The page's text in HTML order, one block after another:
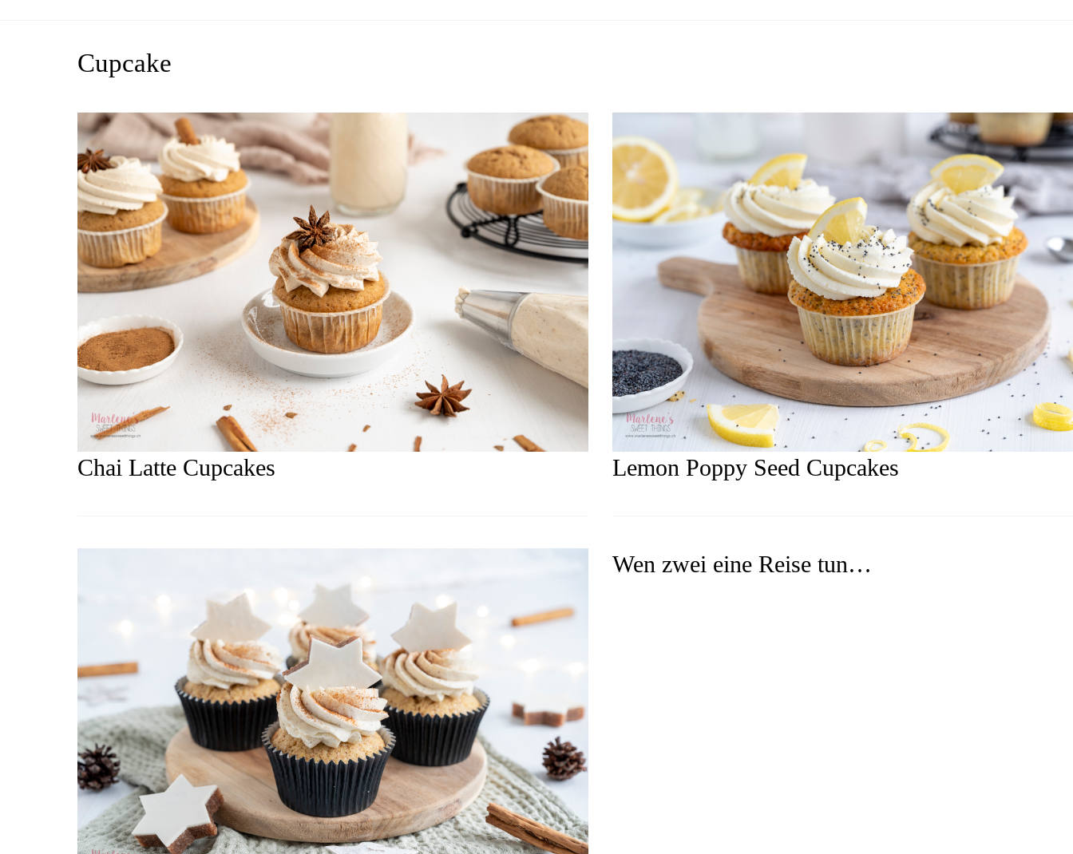
Cupcake
Chai Latte Cupcakes Lemon Poppy Seed Cupcakes
Wen zwei eine Reise tun…